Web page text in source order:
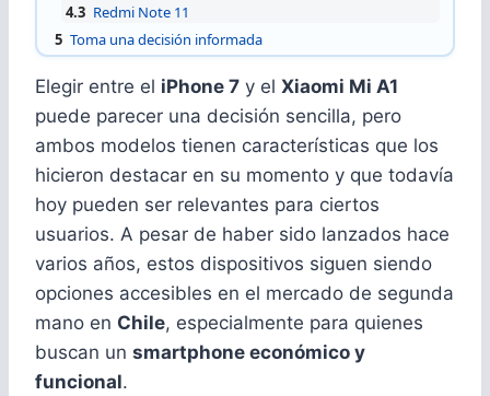
4.3 Redmi Note 11
5 Toma una decisión informada
Elegir entre el iPhone 7 y el Xiaomi Mi A1
puede parecer una decisión sencilla, pero
ambos modelos tienen características que los
hicieron destacar en su momento y que todavía
hoy pueden ser relevantes para ciertos
usuarios. A pesar de haber sido lanzados hace
varios años, estos dispositivos siguen siendo
opciones accesibles en el mercado de segunda
mano en Chile, especialmente para quienes
buscan un smartphone económico y
funcional.